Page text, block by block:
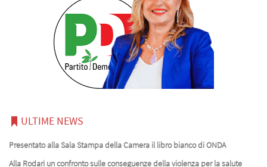
ULTIME NEWS
Presentato alla Sala Stampa della Camera il libro bianco di ONDA
Alla Rodari un confronto sulle conseguenze della violenza per la salute